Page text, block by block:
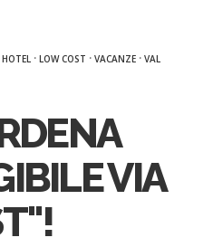
HOTEL ·LOW COST ·VACANZE ·VAL
VIA